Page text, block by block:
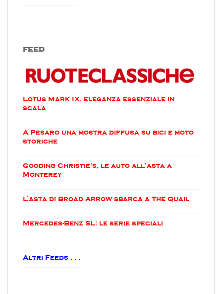
FEED
Lotus Mark IX, eleganza essenziale in
scala
A Pesaro una mostra diffusa su bici e moto
storiche
Gooding Christie’s, le auto all’asta a
Monterey
L’asta di Broad Arrow sbarca a The Quail
Mercedes-Benz SL: le serie speciali
Altri Feeds . . .